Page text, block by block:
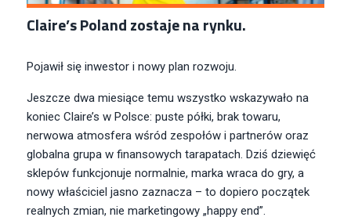
Claire’s Poland zostaje na rynku.
Pojawił się inwestor i nowy plan rozwoju.
Jeszcze dwa miesiące temu wszystko wskazywało na
koniec Claire’s w Polsce: puste półki, brak towaru,
nerwowa atmosfera wśród zespołów i partnerów oraz
globalna grupa w finansowych tarapatach. Dziś dziewięć
sklepów funkcjonuje normalnie, marka wraca do gry, a
nowy właściciel jasno zaznacza – to dopiero początek
realnych zmian, nie marketingowy „happy end”.